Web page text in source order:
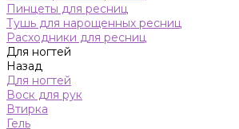
Пинцеты для ресниц
Тушь для нарощенных ресниц
Расходники для ресниц
Для ногтей
Назад
Для ногтей
Воск для рук
Втирка
Гель